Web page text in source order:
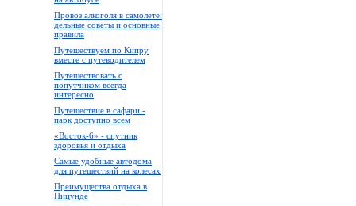
Провоз алкоголя в самолете:
дельные советы и основные
правила
Путешествуем по Кипру
вместе с путеводителем
Путешествовать с
попутчиком всегда
интересно
Путешествие в сафари -
парк доступно всем
«Восток-6» - спутник
здоровья и отдыха
Самые удобные автодома
для путешествий на колесах
Преимущества отдыха в
Пицунде